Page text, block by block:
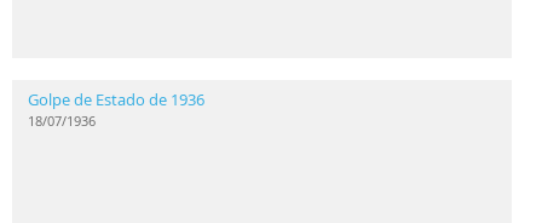
Golpe de Estado de 1936
18/07/1936